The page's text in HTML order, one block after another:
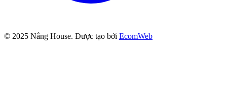
© 2025 Nắng House. Được tạo bởi EcomWeb